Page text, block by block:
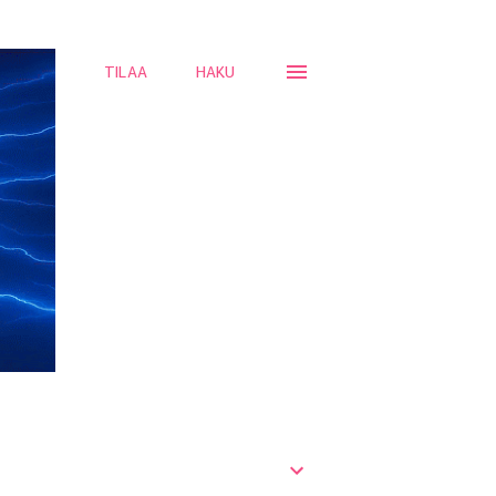
TILAA HAKU